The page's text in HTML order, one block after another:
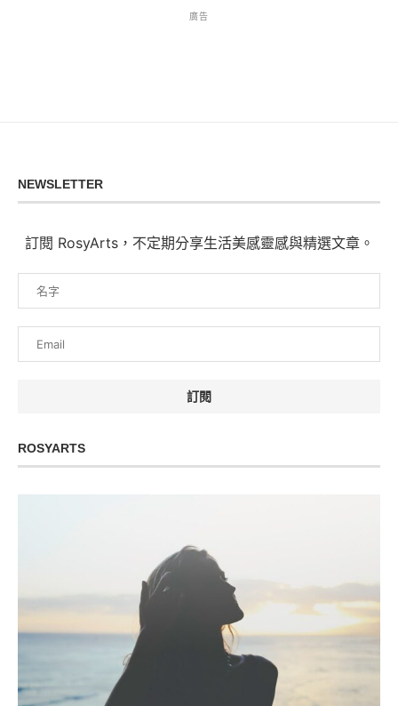
廣告
NEWSLETTER
訂閱 RosyArts，不定期分享生活美感靈感與精選文章。
ROSYARTS